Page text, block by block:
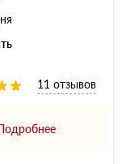
11 отзывов